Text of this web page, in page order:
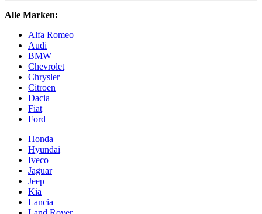
Alle Marken:
Alfa Romeo
Audi
BMW
Chevrolet
Chrysler
Citroen
Dacia
Fiat
Ford
Honda
Hyundai
Iveco
Jaguar
Jeep
Kia
Lancia